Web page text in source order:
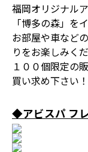
福岡オリジナル
「博多の森」を
お部屋や車など
りをお楽しみくだ
１００個限定の
買い求め下さい！
◆アビスパ フ